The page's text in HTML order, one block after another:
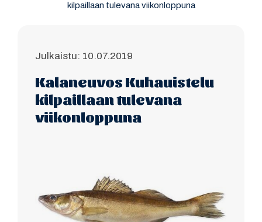
kilpaillaan tulevana viikonloppuna
Julkaistu: 10.07.2019
Kalaneuvos Kuhauistelu
kilpaillaan tulevana
viikonloppuna